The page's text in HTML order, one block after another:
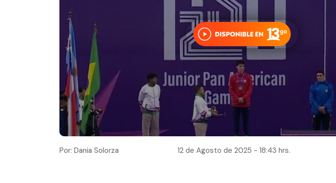
Por: Dania Solorza 12 de Agosto de 2025 - 18:43 hrs.